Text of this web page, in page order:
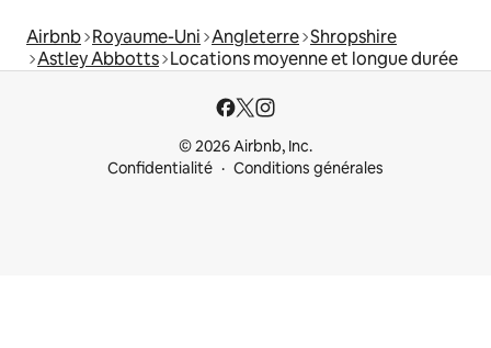
Airbnb Royaume-Uni Angleterre Shropshire
Astley Abbotts Locations moyenne et longue durée
© 2026 Airbnb, Inc.
Confidentialité
Conditions générales